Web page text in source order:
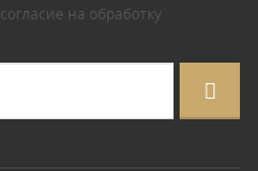
согласие на обработку